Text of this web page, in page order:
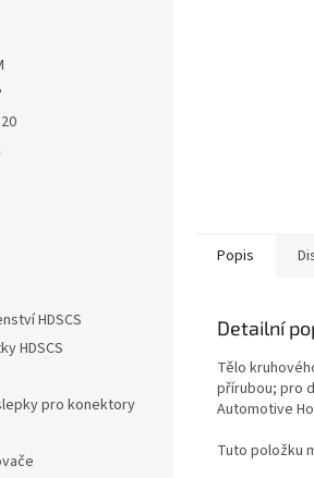
HDSCS
HDSCS
pro konektory
Popis
Detailní
Tělo
přírubou; pro
Automotive
Tuto položku